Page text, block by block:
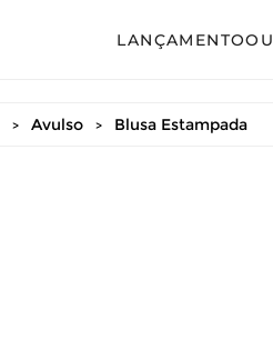
LANÇAMENTO
Conjunto Calça
> Avulso > Blusa Estampada